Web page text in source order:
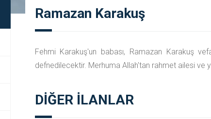
Ramazan Karakuş
Fehmi Karakuş'un babası, Ramazan Karakuş
defnedilecektir. Merhuma Allah'tan rahmet ailesi ve
DİĞER İLANLAR